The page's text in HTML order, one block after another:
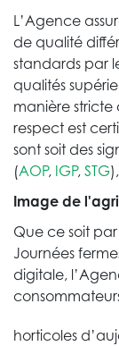
L’Agence
de qualité
standards par
qualités
manière stricte
respect est
sont soit des
(AOP, IGP, STG
Image de
Que ce soit
Journées
digitale,
horticoles